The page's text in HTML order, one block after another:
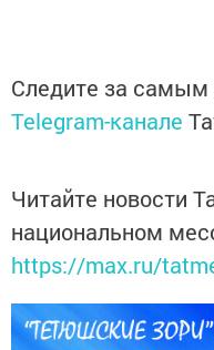
Следите за
Telegram-канале
Читайте новости
национальном
https://max.ru/